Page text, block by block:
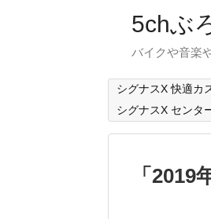
5chぶ
バイクや音楽
シグナスX 快適カ
シグナスX センタ
「 2019